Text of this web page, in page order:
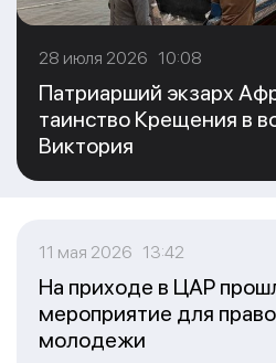
28 июля 2026 10:08
Патриарший экзарх
таинство Крещения в
Виктория
11 мая 2026 13:42
На приходе в ЦАР
мероприятие для
молодежи